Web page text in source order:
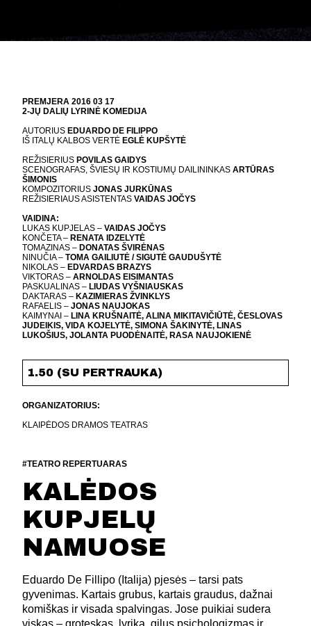
PREMJERA 2016 03 17
2-JŲ DALIŲ LYRINĖ KOMEDIJA
AUTORIUS EDUARDO DE FILIPPO
IŠ ITALŲ KALBOS VERTĖ EGLĖ KUPŠYTĖ
REŽISIERIUS POVILAS GAIDYS
SCENOGRAFAS, ŠVIESŲ IR KOSTIUMŲ DAILININKAS ARTŪRAS
ŠIMONIS
KOMPOZITORIUS JONAS JURKŪNAS
REŽISIERIAUS ASISTENTAS VAIDAS JOČYS
VAIDINA:
LUKAS KUPJELAS – VAIDAS JOČYS
KONČETA – RENATA IDZELYTĖ
TOMAZINAS – DONATAS ŠVIRĖNAS
NINUČIA – TOMA GAILIUTĖ / SIGUTĖ GAUDUŠYTĖ
NIKOLAS – EDVARDAS BRAZYS
VIKTORAS – ARNOLDAS EISIMANTAS
PASKUALINAS – LIUDAS VYŠNIAUSKAS
DAKTARAS – KAZIMIERAS ŽVINKLYS
RAFAELIS – JONAS NAUJOKAS
KAIMYNAI – LINA KRUŠNAITĖ, ALINA MIKITAVIČIŪTĖ, ČESLOVAS
JUDEIKIS, VIDA KOJELYTĖ, SIMONA ŠAKINYTĖ, LINAS
LUKOŠIUS, JOLANTA PUODĖNAITĖ, RASA NAUJOKIENĖ
1.50 (SU PERTRAUKA)
ORGANIZATORIUS:
KLAIPĖDOS DRAMOS TEATRAS
#TEATRO REPERTUARAS
KALĖDOS
KUPJELŲ
NAMUOSE
Eduardo De Fillipo (Italija) pjesės – tarsi pats
gyvenimas. Kartais grubus, kartais graudus, dažnai
komiškas ir visada spalvingas. Jose puikiai sudera
viskas – groteskas, lyrika, gilus psichologizmas ir